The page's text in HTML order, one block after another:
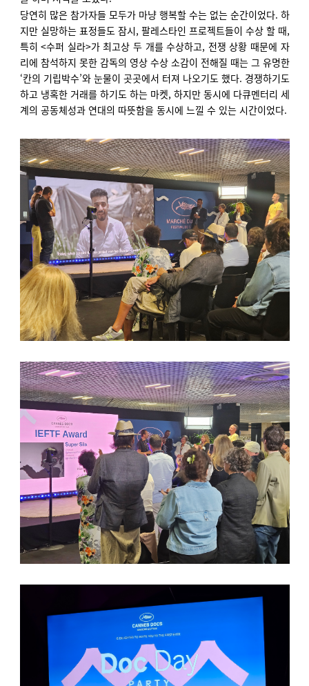
당연히 많은 참가자들 모두가 마냥 행복할 수는 없는 순간이었다. 하
지만 실망하는 표정들도 잠시, 팔레스타인 프로젝트들이 수상 할 때,
특히 <수퍼 실라>가 최고상 두 개를 수상하고, 전쟁 상황 때문에 자
리에 참석하지 못한 감독의 영상 수상 소감이 전해질 때는 그 유명한
‘칸의 기립박수’와 눈물이 곳곳에서 터져 나오기도 했다. 경쟁하기도
하고 냉혹한 거래를 하기도 하는 마켓, 하지만 동시에 다큐멘터리 세
계의 공동체성과 연대의 따뜻함을 동시에 느낄 수 있는 시간이었다.